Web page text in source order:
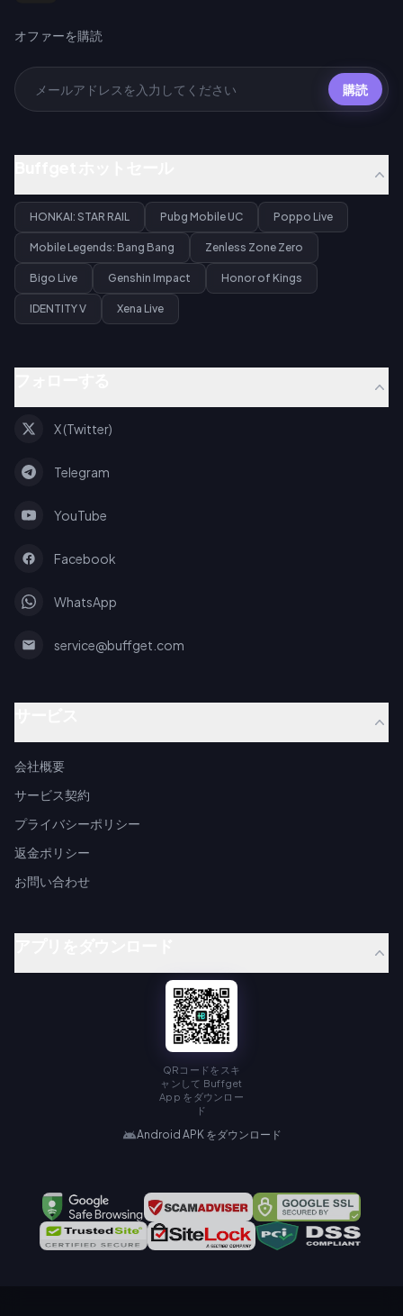
オファーを購読
購読
HONKAI: STAR RAIL Pubg Mobile UC Poppo Live
Mobile Legends: Bang Bang Zenless Zone Zero
Bigo Live Genshin Impact Honor of Kings
IDENTITY V Xena Live
X (Twitter)
Telegram
YouTube
Facebook
WhatsApp
service@buffget.com
会社概要
サービス契約
プライバシーポリシー
返金ポリシー
お問い合わせ
QRコードをスキ
ャンして Buffget
App をダウンロー
ド
Android APK をダウンロード